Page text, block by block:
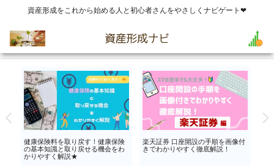
資産形成をこれから始める人と初心者さんをやさしくナビゲート❤
健康保険料を取り戻す！健康保険
の基本知識と取り戻せる機会をわ
かりやすく解説★
楽天証券 口座開設の手順を画像付
きでわかりやすく徹底解説！